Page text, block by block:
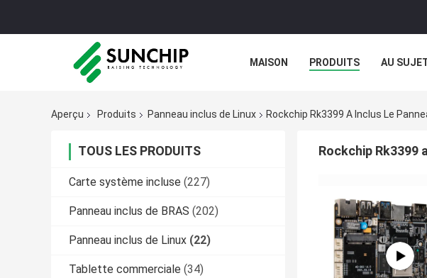
MAISON PRODUITS AU
Aperçu
Produits Panneau inclus de Linux Rockchip Rk3399 A Inclus Le
TOUS LES PRODUITS
Carte système incluse (227)
Panneau inclus de BRAS (202)
Panneau inclus de Linux (22)
Tablette commerciale (34)
Rockchip Rk3399